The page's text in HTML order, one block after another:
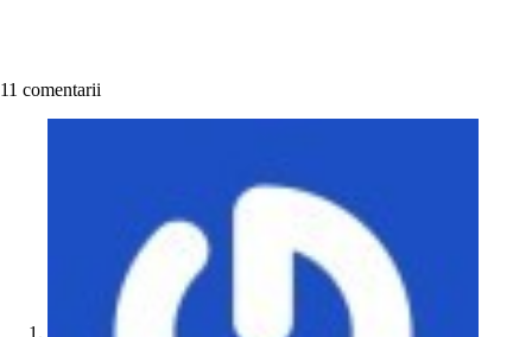
11 comentarii